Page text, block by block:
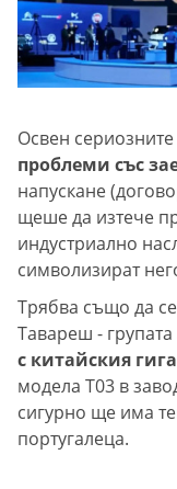
Освен сериозните
проблеми със
напускане
щеше да изтече
индустриално
символизират
Трябва също да
Тавареш - групата
с китайския
модела T03 в
сигурно ще има
португалеца.